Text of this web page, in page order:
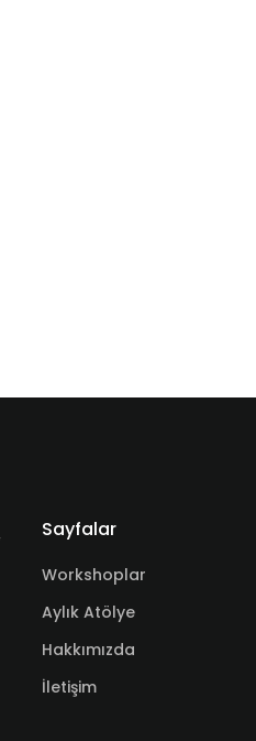
Sayfalar
Workshoplar
Aylık Atölye
Hakkımızda
İletişim